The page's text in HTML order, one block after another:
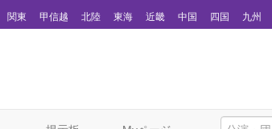
関東 甲信越 北陸 東海 近畿 中国 四国 九州